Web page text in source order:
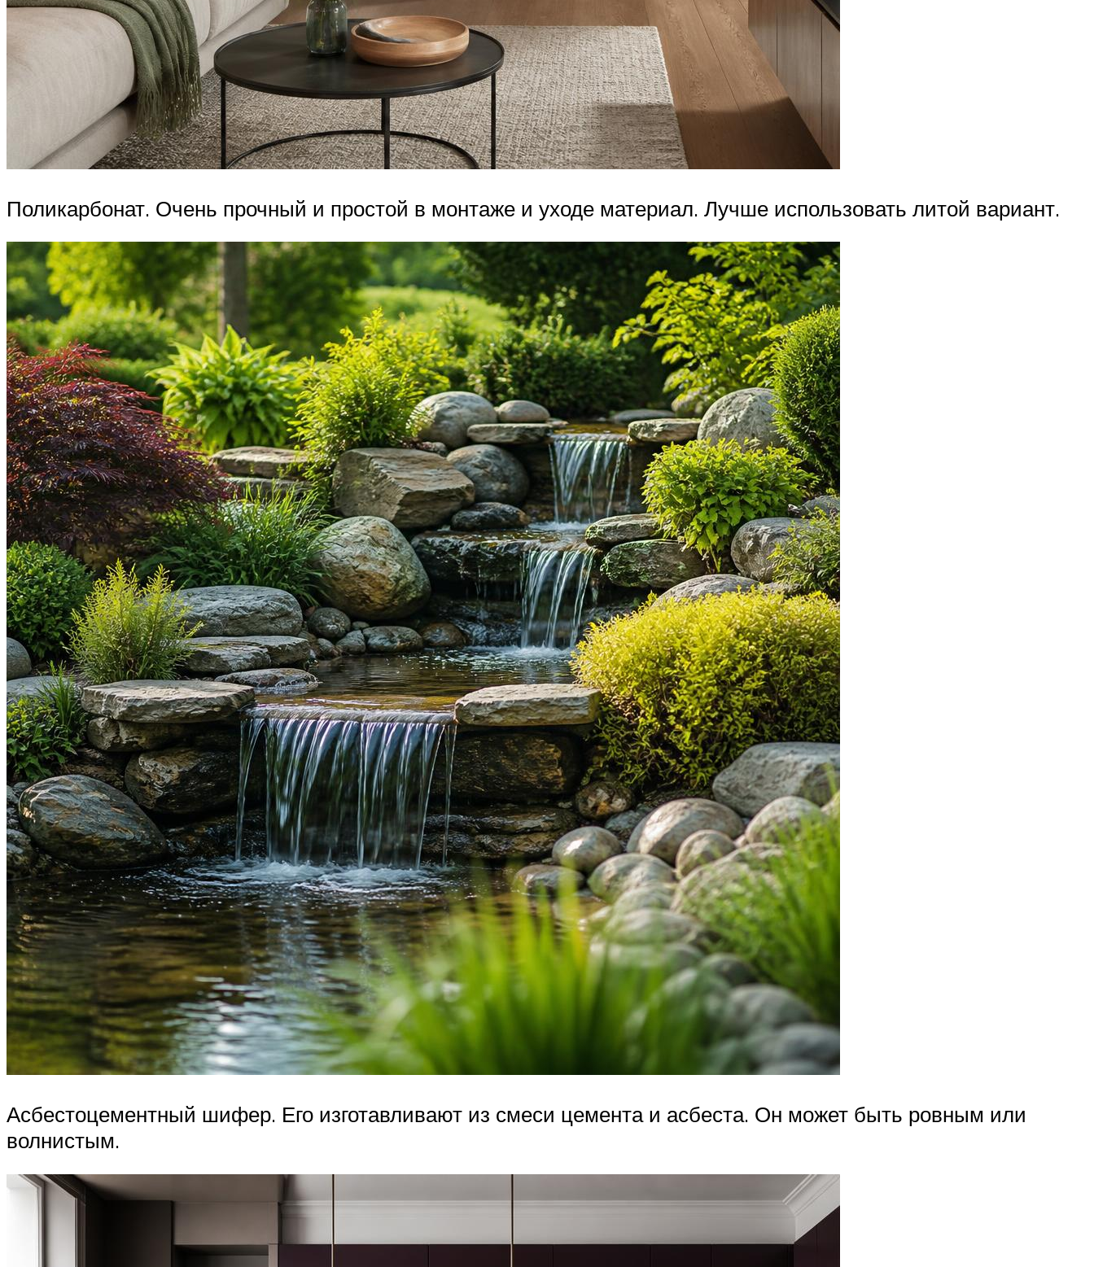
Поликарбонат. Очень прочный и простой в монтаже и уходе материал. Лучше использовать литой вариант.
Асбестоцементный шифер. Его изготавливают из смеси цемента и асбеста. Он может быть ровным или
волнистым.